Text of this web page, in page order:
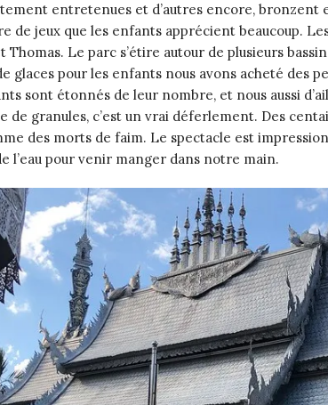
entretenues et d’autres encore, bronzent
de jeux que les enfants apprécient beaucoup.
Thomas. Le parc s’étire autour de plusieurs
glaces pour les enfants nous avons acheté des
sont étonnés de leur nombre, et nous aussi
de granules, c’est un vrai déferlement. Des
des morts de faim. Le spectacle est
l’eau pour venir manger dans notre main.